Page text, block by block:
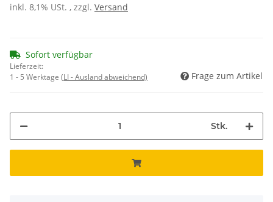
inkl. 8,1% USt. , zzgl. Versand
Sofort verfügbar
Lieferzeit:
1 - 5 Werktage (LI - Ausland abweichend) Frage zum Artikel
Stk.